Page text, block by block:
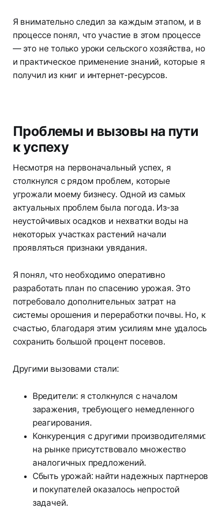
Я внимательно следил за каждым этапом, и в
процессе понял, что участие в этом процессе
— это не только уроки сельского хозяйства, но
и практическое применение знаний, которые я
получил из книг и интернет-ресурсов.
Проблемы и вызовы на пути
к успеху
Несмотря на первоначальный успех, я
столкнулся с рядом проблем, которые
угрожали моему бизнесу. Одной из самых
актуальных проблем была погода. Из-за
неустойчивых осадков и нехватки воды на
некоторых участках растений начали
проявляться признаки увядания.
Я понял, что необходимо оперативно
разработать план по спасению урожая. Это
потребовало дополнительных затрат на
системы орошения и переработки почвы. Но, к
счастью, благодаря этим усилиям мне удалось
сохранить большой процент посевов.
Другими вызовами стали:
Вредители: я столкнулся с началом
заражения, требующего немедленного
реагирования.
Конкуренция с другими производителями:
на рынке присутствовало множество
аналогичных предложений.
Сбыть урожай: найти надежных партнеров
и покупателей оказалось непростой
задачей.